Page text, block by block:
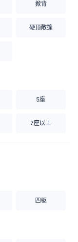
掀背
硬顶敞篷
5座
7座以上
四驱